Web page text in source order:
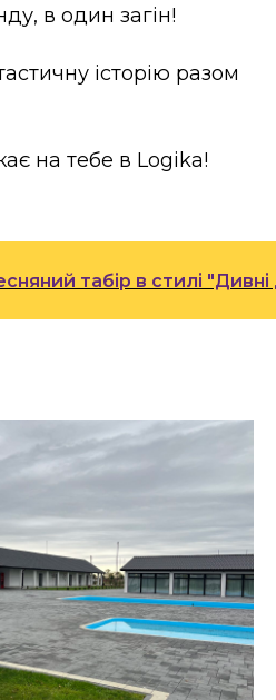
в один загін!
історію разом
на тебе в Logika!
табір в стилі "Дивні дива"